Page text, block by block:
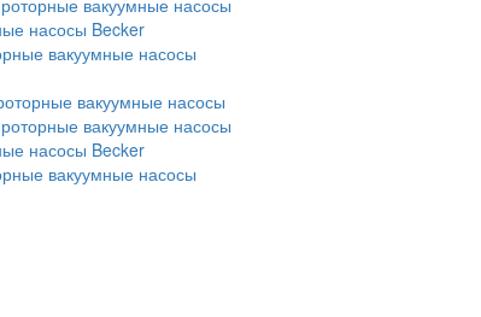
вакуумные насосы
насосы Becker
вакуумные насосы
вакуумные насосы
вакуумные насосы
насосы Becker
вакуумные насосы